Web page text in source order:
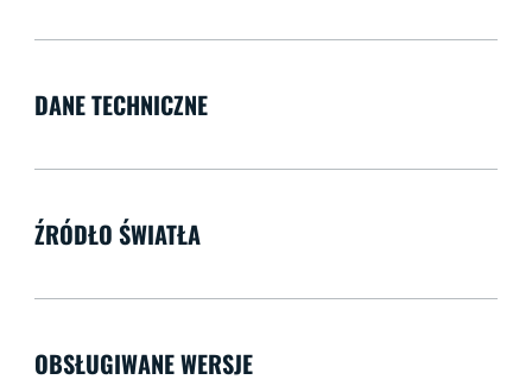
DANE TECHNICZNE
ŹRÓDŁO ŚWIATŁA
OBSŁUGIWANE WERSJE